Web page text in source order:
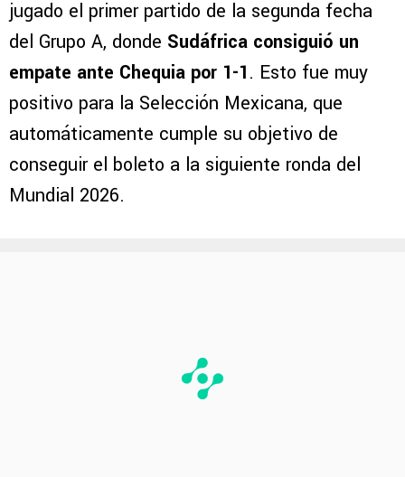
jugado el primer partido de la segunda fecha
del Grupo A, donde Sudáfrica consiguió un
empate ante Chequia por 1-1. Esto fue muy
positivo para la Selección Mexicana, que
automáticamente cumple su objetivo de
conseguir el boleto a la siguiente ronda del
Mundial 2026.